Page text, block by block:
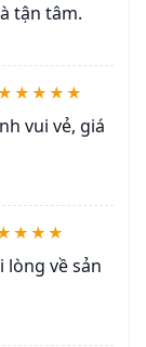
tận tâm.
vui vẻ, giá
lòng về sản